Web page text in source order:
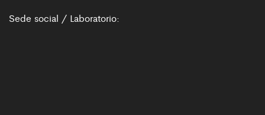
Sede social / Laboratorio: